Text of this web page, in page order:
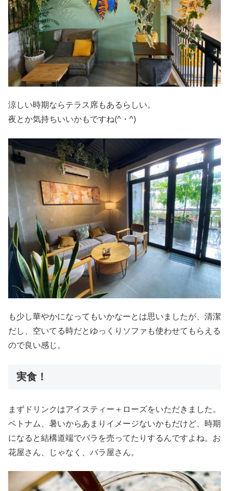
涼しい時期ならテラス席もあるらしい。
夜とか気持ちいいかもですね(^・^)
も少し華やかになってもいかなーとは思いましたが、清潔
だし、空いてる時だとゆっくりソファも使わせてもらえる
ので良い感じ。
実食！
まずドリンクはアイスティー＋ローズをいただきました。
ベトナム、暑いからあまりイメージないかもだけど、時期
になると結構道端でバラを売ってたりするんですよね。お
花屋さん、じゃなく、バラ屋さん。